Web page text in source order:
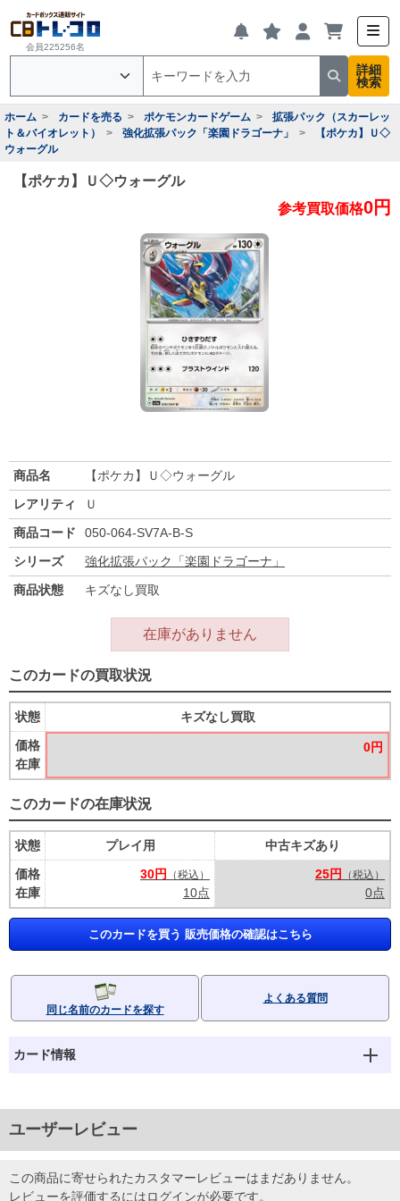
会員225256名
詳細
検索
ホーム カードを売る ポケモンカードゲーム
拡張パック（スカーレッ
ト＆バイオレット）
強化拡張パック「楽園ドラゴーナ」
【ポケカ】Ｕ◇
ウォーグル
【ポケカ】Ｕ◇ウォーグル
参考買取価格0円
商品名
【ポケカ】Ｕ◇ウォーグル
レアリティ
Ｕ
商品コード
050-064-SV7A-B-S
シリーズ
強化拡張パック「楽園ドラゴーナ」
商品状態
キズなし買取
在庫がありません
このカードの買取状況
状態
価格
在庫
キズなし買取
0円
このカードの在庫状況
状態
価格
在庫
プレイ用
30円
（税込）
10点
中古キズあり
25円
（税込）
0点
このカードを買う 販売価格の確認はこちら
同じ名前のカードを探す
よくある質問
カード情報
ユーザーレビュー
この商品に寄せられたカスタマーレビューはまだありません。
レビューを評価するにはログインが必要です。